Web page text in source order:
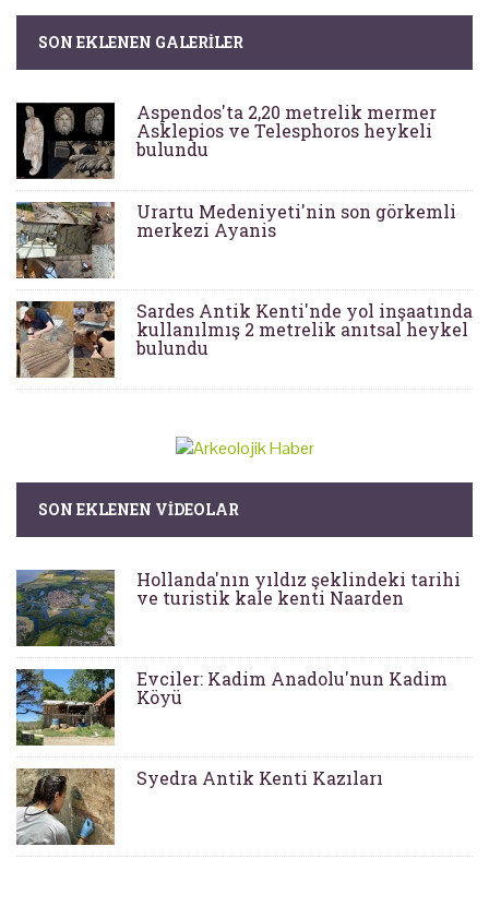
SON EKLENEN GALERILER
Aspendos'ta 2,20 metrelik mermer
Asklepios ve Telesphoros heykeli
bulundu
Urartu Medeniyeti'nin son görkemli
merkezi Ayanis
Sardes Antik Kenti'nde yol inşaatında
kullanılmış 2 metrelik anıtsal heykel
bulundu
SON EKLENEN VIDEOLAR
Hollanda'nın yıldız şeklindeki tarihi
ve turistik kale kenti Naarden
Evciler: Kadim Anadolu'nun Kadim
Köyü
Syedra Antik Kenti Kazıları